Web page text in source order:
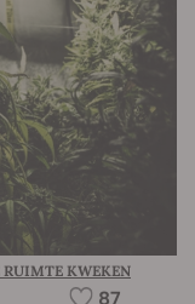
RUIMTE KWEKEN
87